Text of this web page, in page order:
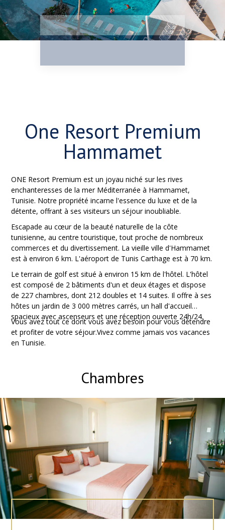
One Resort Premium
Hammamet
ONE Resort Premium est un joyau niché sur les rives
enchanteresses de la mer Méditerranée à Hammamet,
Tunisie. Notre propriété incarne l'essence du luxe et de la
détente, offrant à ses visiteurs un séjour inoubliable.
Escapade au cœur de la beauté naturelle de la côte
tunisienne, au centre touristique, tout proche de nombreux
commerces et du divertissement. La vieille ville d'Hammamet
est à environ 6 km. L'aéroport de Tunis Carthage est à 70 km.
Le terrain de golf est situé à environ 15 km de l'hôtel. L'hôtel
est composé de 2 bâtiments d'un et deux étages et dispose
de 227 chambres, dont 212 doubles et 14 suites. Il offre à ses
hôtes un jardin de 3 000 mètres carrés, un hall d'accueil
spacieux avec ascenseurs et une réception ouverte 24h/24.
Vous avez tout ce dont vous avez besoin pour vous détendre
et profiter de votre séjour.Vivez comme jamais vos vacances
en Tunisie.
Chambres